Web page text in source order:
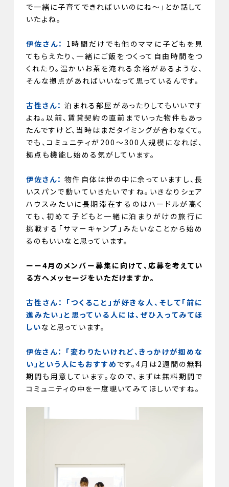
で一緒に子育てできればいいのにね〜」とか話して
いたよね。
伊佐さん： 1時間だけでも他のママに子どもを見
てもらえたり、一緒にご飯をつくって自由時間をつ
くれたり。温かいお茶を淹れる余裕があるような、
そんな拠点があればいいなって思っているんです。
古性さん： 泊まれる部屋があったりしてもいいです
よね。以前、賃貸契約の直前までいった物件もあっ
たんですけど、当時はまだタイミングが合わなくて。
でも、コミュニティが200〜300人規模になれば、
拠点も機能し始める気がしています。
伊佐さん： 物件自体は世の中に余っていますし、長
いスパンで動いていきたいですね。いきなりシェア
ハウスみたいに長期滞在するのはハードルが高く
ても、初めて子どもと一緒に泊まりがけの旅行に
挑戦する「サマーキャンプ」みたいなことから始め
るのもいいなと思っています。
ーー4月のメンバー募集に向けて、応募を考えてい
る方へメッセージをいただけますか。
古性さん： 「つくること」が好きな人、そして「前に
進みたい」と思っている人には、ぜひ入ってみてほ
しいなと思っています。
伊佐さん： 「変わりたいけれど、きっかけが掴めな
い」という人にもおすすめ です。4月は2週間の無料
期間も用意しています。なので、まずは無料期間で
コミュニティの中を一度覗いてみてほしいですね。